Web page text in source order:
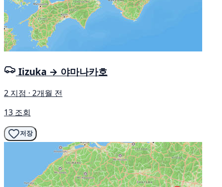
Iizuka → 야마나카호
2 지점 · 2개월 전
13 조회
저장